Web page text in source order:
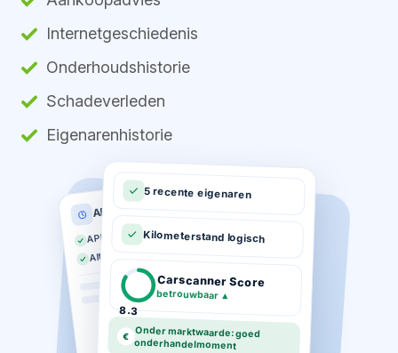
Internetgeschiedenis
Onderhoudshistorie
Schadeverleden
Eigenarenhistorie
APK historie
APK geldig tot 03-2026
Altijd op tijd gekeurd
5 recente eigenaren
Kilometerstand logisch
8.3
Carscanner Score
betrouwbaar ▲
€ Onder marktwaarde: goed
onderhandelmoment